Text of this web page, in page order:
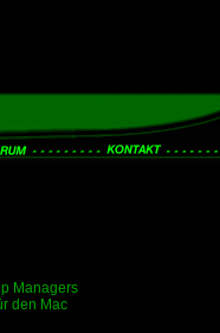
Managers
den Mac